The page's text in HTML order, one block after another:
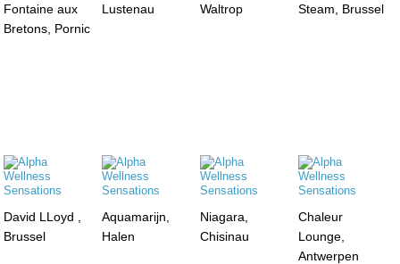
Fontaine aux
Bretons, Pornic
Lustenau
Waltrop
Steam, Brussel
David LLoyd ,
Brussel
Aquamarijn,
Halen
Niagara,
Chisinau
Chaleur
Lounge,
Antwerpen